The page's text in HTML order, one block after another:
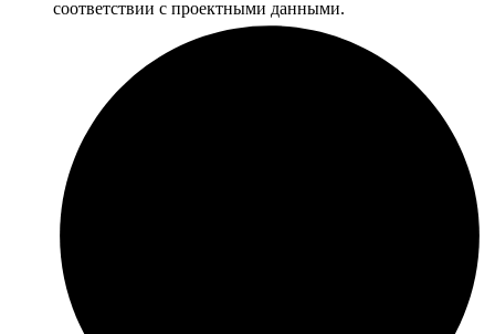
соответствии с проектными данными.